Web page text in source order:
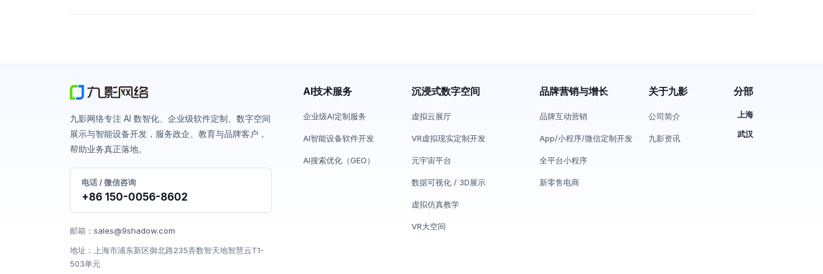
九影网络专注 AI 数智化、企业级软件定制、数字空间
展示与智能设备开发，服务政企、教育与品牌客户，
帮助业务真正落地。
电话 / 微信咨询
+86 150-0056-8602
邮箱： sales@9shadow.com
地址：上海市浦东新区御北路235弄数智天地智慧云T1-
503单元
AI技术服务
企业级AI定制服务
AI智能设备软件开发
AI搜索优化（GEO）
沉浸式数字空间
虚拟云展厅
VR虚拟现实定制开发
元宇宙平台
数据可视化 / 3D展示
虚拟仿真教学
VR大空间
品牌营销与增长
品牌互动营销
App/小程序/微信定制开发
全平台小程序
新零售电商
关于九影
公司简介
九影资讯
分部
上海
武汉